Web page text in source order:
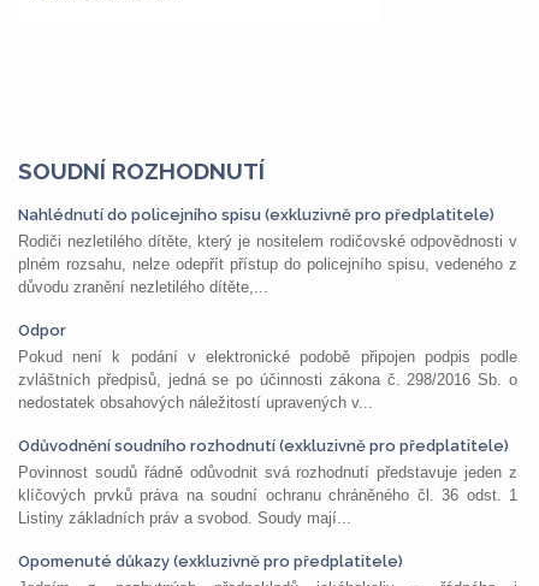
SOUDNÍ ROZHODNUTÍ
Nahlédnutí do policejního spisu (exkluzivně pro předplatitele)
Rodiči nezletilého dítěte, který je nositelem rodičovské odpovědnosti v
plném rozsahu, nelze odepřít přístup do policejního spisu, vedeného z
důvodu zranění nezletilého dítěte,...
Odpor
Pokud není k podání v elektronické podobě připojen podpis podle
zvláštních předpisů, jedná se po účinnosti zákona č. 298/2016 Sb. o
nedostatek obsahových náležitostí upravených v...
Odůvodnění soudního rozhodnutí (exkluzivně pro předplatitele)
Povinnost soudů řádně odůvodnit svá rozhodnutí představuje jeden z
klíčových prvků práva na soudní ochranu chráněného čl. 36 odst. 1
Listiny základních práv a svobod. Soudy mají...
Opomenuté důkazy (exkluzivně pro předplatitele)